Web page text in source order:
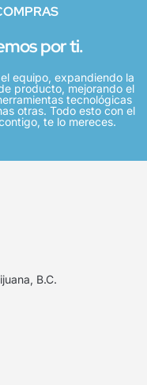
por ti.
equipo, expandiendo la
producto, mejorando el
tecnológicas
otras. Todo esto con el
te lo mereces.
B.C.